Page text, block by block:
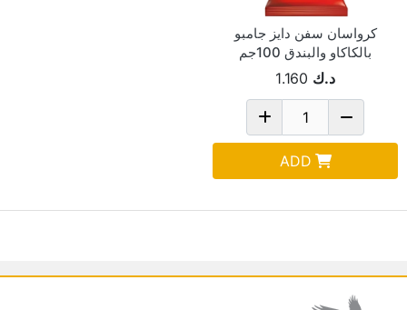
كرواسان سفن دايز جامبو
بالكاكاو والبندق 100جم
د.ك 1.160
ADD